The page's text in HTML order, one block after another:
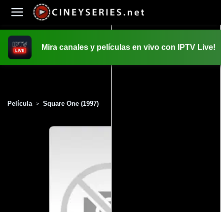
Mira canales y películas en vivo con IPTV Live!
Película > Square One (1997)